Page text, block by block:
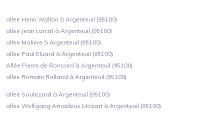
allee Henri Wallon à Argenteuil (95100)
allee Jean Lurcat à Argenteuil (95100)
allee Moliere à Argenteuil (95100)
allee Paul Eluard à Argenteuil (95100)
Allée Pierre de Ronsard à Argenteuil (95100)
allee Romain Rolland à Argenteuil (95100)
allee Soulezard à Argenteuil (95100)
allee Wolfgang Amadeus Mozart à Argenteuil (95100)